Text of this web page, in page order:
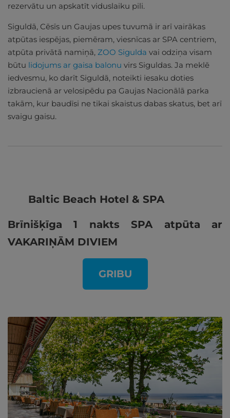
rezervātu un apskatīt viduslaiku pili.
Siguldā, Cēsīs un Gaujas upes tuvumā ir arī vairākas
atpūtas iespējas, piemēram, viesnīcas ar SPA centriem,
atpūta privātā namiņā, ZOO Sigulda vai odziņa visam
būtu lidojums ar gaisa balonu virs Siguldas. Ja meklē
iedvesmu, ko darīt Siguldā, noteikti iesaku doties
izbraucienā ar velosipēdu pa Gaujas Nacionālā parka
takām, kur baudīsi ne tikai skaistus dabas skatus, bet arī
svaigu gaisu.
Baltic Beach Hotel & SPA
Brīnišķīga 1 nakts SPA atpūta ar
VAKARIŅĀM DIVIEM
GRIBU